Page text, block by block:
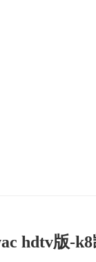
hdtv版-